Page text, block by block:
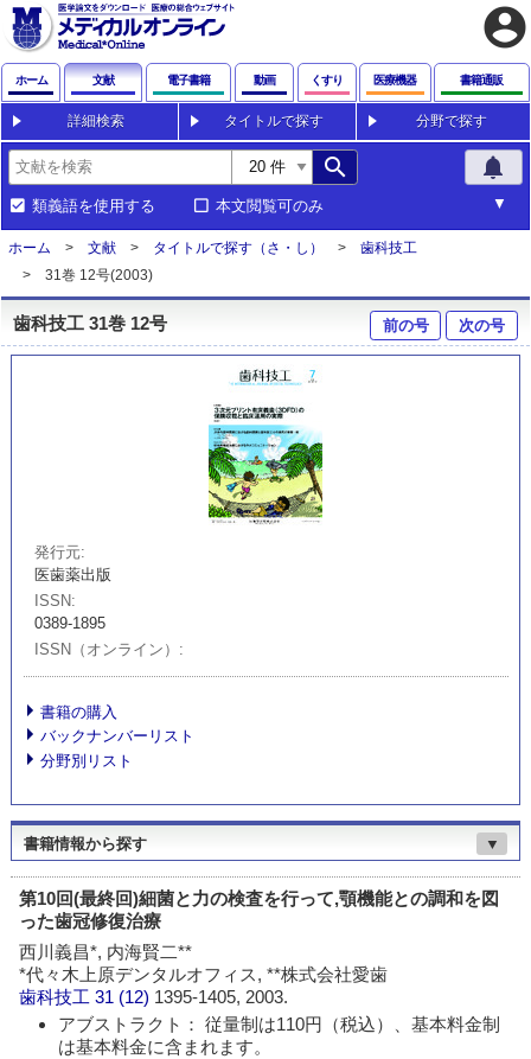
account_circle
ホーム 文献 電子書籍 動画 くすり 医療機器 書籍通販
詳細検索 タイトルで探す 分野で探す
search notifications
類義語を使用する 本文閲覧可のみ
ホーム 文献 タイトルで探す（さ・し）
歯科技工
31巻 12号(2003)
歯科技工 31巻 12号 前の号 次の号
発行元
医歯薬出版
ISSN
0389-1895
ISSN（オンライン）
書籍の購入
バックナンバーリスト
分野別リスト
書籍情報から探す ▼
第10回(最終回)細菌と力の検査を行って,顎機能との調和を図
った歯冠修復治療
西川義昌*, 内海賢二**
*代々木上原デンタルオフィス, **株式会社愛歯
歯科技工 31 (12) 1395-1405, 2003.
アブストラクト： 従量制は110円（税込）、基本料金制
は基本料金に含まれます。